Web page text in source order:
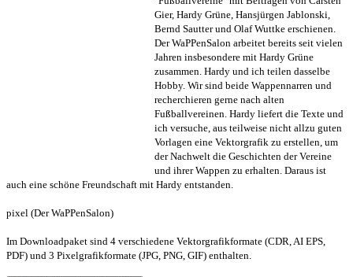
Gier, Hardy Grüne, Hansjürgen Jablonski,
Bernd Sautter und Olaf Wuttke erschienen.
Der WaPPenSalon arbeitet bereits seit vielen
Jahren insbesondere mit Hardy Grüne
zusammen. Hardy und ich teilen dasselbe
Hobby. Wir sind beide Wappennarren und
recherchieren gerne nach alten
Fußballvereinen. Hardy liefert die Texte und
ich versuche, aus teilweise nicht allzu guten
Vorlagen eine Vektorgrafik zu erstellen, um
der Nachwelt die Geschichten der Vereine
und ihrer Wappen zu erhalten. Daraus ist
auch eine schöne Freundschaft mit Hardy entstanden.
pixel (Der WaPPenSalon)
Im Downloadpaket sind 4 verschiedene Vektorgrafikformate (CDR, AI EPS,
PDF) und 3 Pixelgrafikformate (JPG, PNG, GIF) enthalten.